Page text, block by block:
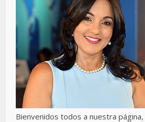
Bienvenidos todos a nuestra página,